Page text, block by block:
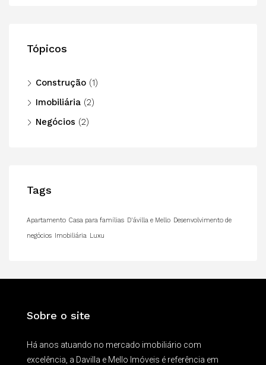
Tópicos
Construção (1)
Imobiliária (2)
Negócios (2)
Tags
Apartamento Casa para famílias D'ávilla e Mello Desenvolvimento de
negócios Imobiliária Luxu
Sobre o site
Há anos atuando no mercado imobiliário com
excelência, a Davilla e Mello Imóveis é referência em